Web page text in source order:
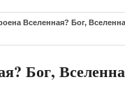
Вселенная? Бог,
Бог,